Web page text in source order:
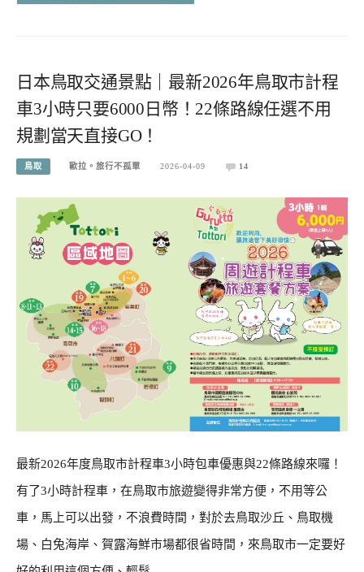
日本鳥取交通景點｜最新2026年鳥取市計程
車3小時只要6000日幣！22條路線任選不用
規劃當天直接GO！
鳥取 歐拉。旅行不孤單 2026-04-09 14
最新2026年度鳥取市計程車3小時包車優惠與22條路線來囉！
有了3小時計程車，在鳥取市旅遊變得非常方便，不用等公
車，馬上可以出發，不浪費時間，對於去鳥取沙丘、鳥取機
場、白兔海岸、賀露海鮮市場都很省時間，來鳥取市一定要好